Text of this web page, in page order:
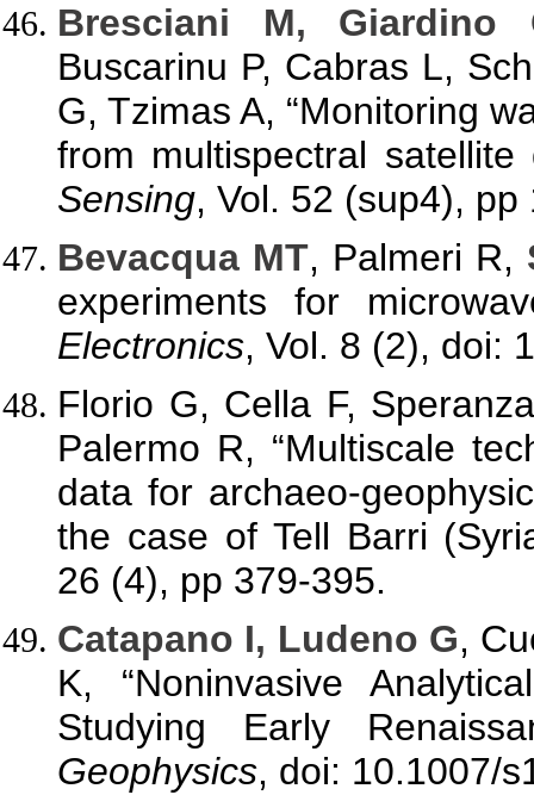
Bresciani M, Giardino
Buscarinu P, Cabras L,
G, Tzimas A, “Monitoring
from multispectral
Sensing, Vol. 52 (sup4), pp
Bevacqua MT, Palmeri R,
experiments for
Electronics, Vol. 8 (2), doi:
Florio G, Cella F,
Palermo R, “Multiscale
data for archaeo-
the case of Tell Barri
26 (4), pp 379-395.
Catapano I, Ludeno G,
K, “Noninvasive
Studying Early
Geophysics, doi: 10.1007/